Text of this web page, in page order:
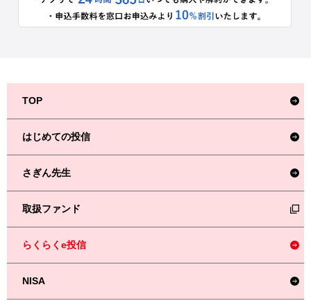
TOP
はじめての投信
さぎん先生
取扱ファンド
らくらくe投信
NISA